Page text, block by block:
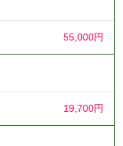
55,000円
19,700円